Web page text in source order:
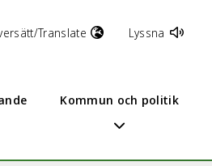
Translate Lyssna
Kommun och politik